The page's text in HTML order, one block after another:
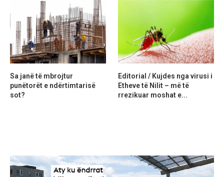
Sa janë të mbrojtur
punëtorët e ndërtimtarisë
sot?
Editorial / Kujdes nga virusi i
Etheve të Nilit – më të
rrezikuar moshat e...